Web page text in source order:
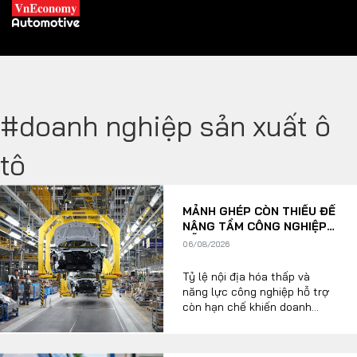
Trang chủ
Tiêu điểm
XE XANH
Hybrid
Xe điện
THỊ TRƯỜNG XE DOANH NGHIỆP
#doanh nghiệp sản xuất ô
tô
MẢNH GHÉP CÒN THIẾU ĐỂ
NÂNG TẦM CÔNG NGHIỆP
HỖ TRỢ Ô TÔ VIỆT NAM
06/08/2026
Tỷ lệ nội địa hóa thấp và
năng lực công nghiệp hỗ trợ
còn hạn chế khiến doanh